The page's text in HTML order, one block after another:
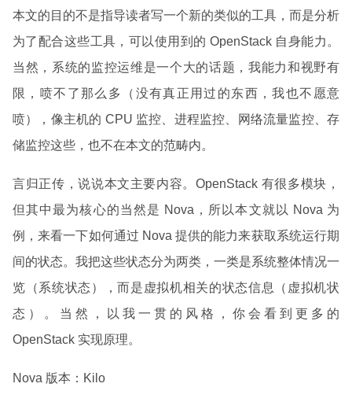
本文的目的不是指导读者写一个新的类似的工具，而是分析
为了配合这些工具，可以使用到的 OpenStack 自身能力。
当然，系统的监控运维是一个大的话题，我能力和视野有
限，喷不了那么多（没有真正用过的东西，我也不愿意
喷），像主机的 CPU 监控、进程监控、网络流量监控、存
储监控这些，也不在本文的范畴内。
言归正传，说说本文主要内容。OpenStack 有很多模块，
但其中最为核心的当然是 Nova，所以本文就以 Nova 为
例，来看一下如何通过 Nova 提供的能力来获取系统运行期
间的状态。我把这些状态分为两类，一类是系统整体情况一
览（系统状态），而是虚拟机相关的状态信息（虚拟机状
态）。当然，以我一贯的风格，你会看到更多的
OpenStack 实现原理。
Nova 版本：Kilo